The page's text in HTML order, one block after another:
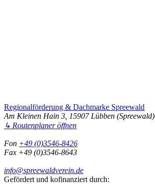
Regionalförderung & Dachmarke Spreewald
Am Kleinen Hain 3, 15907 Lübben (Spreewald)
↳ Routenplaner öffnen
Fon +49 (0)3546-8426
Fax +49 (0)3546-8643
info@spreewaldverein.de
Gefördert und kofinanziert durch: